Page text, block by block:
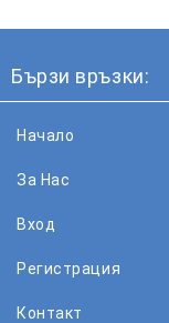
Бързи връзки:
Начало
За Нас
Вход
Регистрация
Контакт